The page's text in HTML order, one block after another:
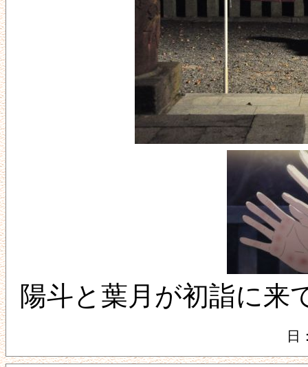
陽斗と葉月が初詣に来
日